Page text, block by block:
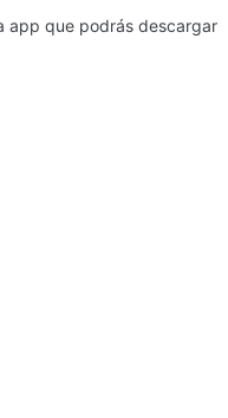
app que podrás descargar